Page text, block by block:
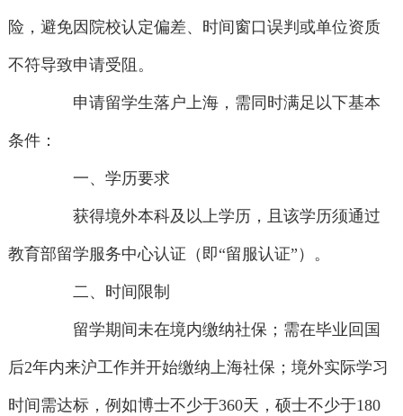
险，避免因院校认定偏差、时间窗口误判或单位资质
不符导致申请受阻。
申请留学生落户上海，需同时满足以下基本
条件：
一、学历要求
获得境外本科及以上学历，且该学历须通过
教育部留学服务中心认证（即“留服认证”）。
二、时间限制
留学期间未在境内缴纳社保；需在毕业回国
后2年内来沪工作并开始缴纳上海社保；境外实际学习
时间需达标，例如博士不少于360天，硕士不少于180